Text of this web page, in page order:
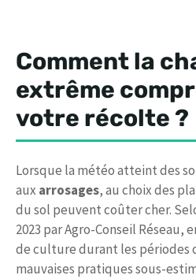
Comment la
extrême
votre récolte ?
Lorsque la météo atteint des
aux arrosages, au choix des
du sol peuvent coûter cher.
2023 par Agro-Conseil Réseau,
de culture durant les périodes
mauvaises pratiques sous-